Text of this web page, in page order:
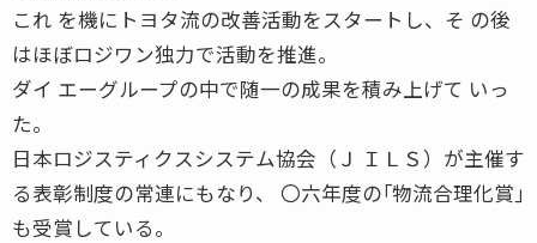
これ を機にトヨタ流の改善活動をスタートし、そ の後
はほぼロジワン独力で活動を推進。
ダイ エーグループの中で随一の成果を積み上げて いっ
た。
日本ロジスティクスシステム協会（Ｊ ＩＬＳ）が主催す
る表彰制度の常連にもなり、 〇六年度の｢物流合理化賞｣
も受賞している。